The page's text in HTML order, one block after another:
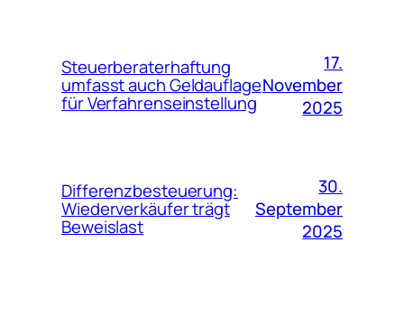
Steuerberaterhaftung
umfasst auch Geldauflage
für Verfahrenseinstellung
17.
November
2025
Differenzbesteuerung:
Wiederverkäufer trägt
Beweislast
30.
September
2025